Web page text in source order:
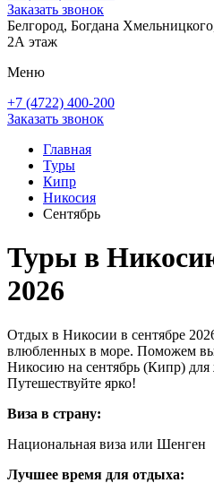
Заказать звонок
Белгород, Богдана
2А этаж
Меню
+7 (4722) 400-200
Заказать звонок
Главная
Туры
Кипр
Никосия
Сентябрь
Туры в
2026
Отдых в Никосии в сентябре
влюбленных в море. Поможем
Никосию на сентябрь (Кипр) для
Путешествуйте ярко!
Виза в страну:
Национальная виза или Шенген
Лучшее время для отдыха: